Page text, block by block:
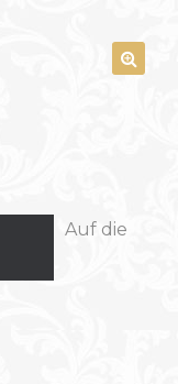
Auf die